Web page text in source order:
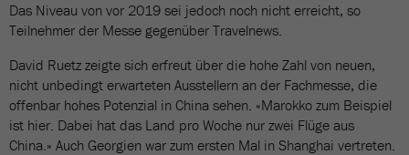
Das Niveau von vor 2019 sei jedoch noch nicht erreicht, so
Teilnehmer der Messe gegenüber Travelnews.
David Ruetz zeigte sich erfreut über die hohe Zahl von neuen,
nicht unbedingt erwarteten Ausstellern an der Fachmesse, die
offenbar hohes Potenzial in China sehen. «Marokko zum Beispiel
ist hier. Dabei hat das Land pro Woche nur zwei Flüge aus
China.» Auch Georgien war zum ersten Mal in Shanghai vertreten.